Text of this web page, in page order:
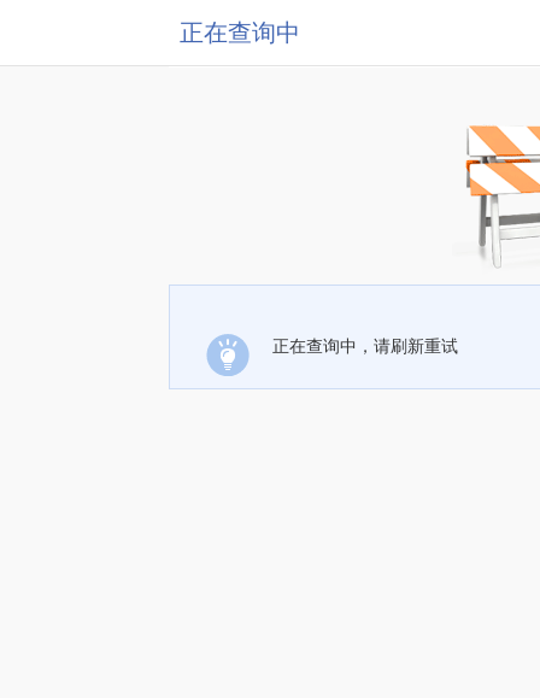
正在查询中
正在查询中，请刷新重试